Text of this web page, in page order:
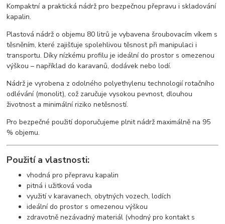
Kompaktní a praktická nádrž pro bezpečnou přepravu i skladování
kapalin.
Plastová nádrž o objemu 80 litrů je vybavena šroubovacím víkem s
těsněním, které zajišťuje spolehlivou těsnost při manipulaci i
transportu. Díky nízkému profilu je ideální do prostor s omezenou
výškou – například do karavanů, dodávek nebo lodí.
Nádrž je vyrobena z odolného polyethylenu technologií rotačního
odlévání (monolit), což zaručuje vysokou pevnost, dlouhou
životnost a minimální riziko netěsností.
Pro bezpečné použití doporučujeme plnit nádrž maximálně na 95
% objemu.
Použití a vlastnosti:
vhodná pro přepravu kapalin
pitná i užitková voda
využití v karavanech, obytných vozech, lodích
ideální do prostor s omezenou výškou
zdravotně nezávadný materiál (vhodný pro kontakt s